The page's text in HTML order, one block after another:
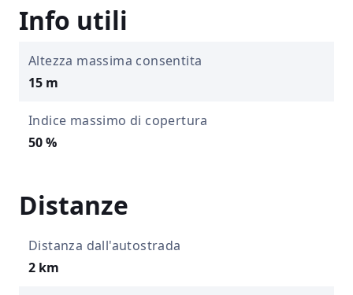
Info utili
Altezza massima consentita
15 m
Indice massimo di copertura
50 %
Distanze
Distanza dall'autostrada
2 km